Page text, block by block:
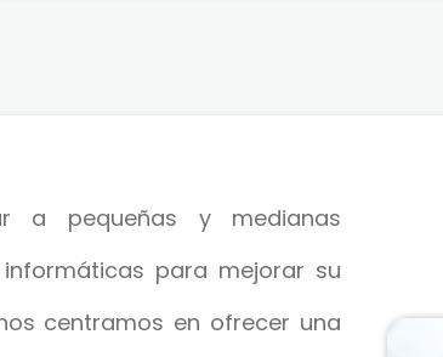
a pequeñas y medianas
para mejorar su
centramos en ofrecer una